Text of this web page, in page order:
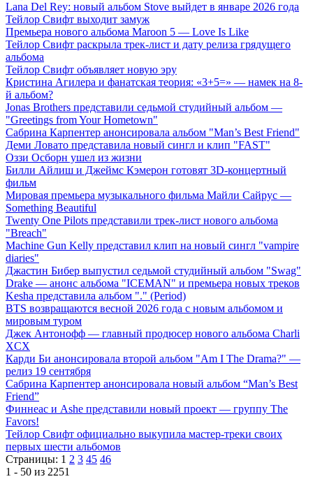
Lana Del Rey: новый альбом Stove выйдет в январе 2026 года
Тейлор Свифт выходит замуж
Премьера нового альбома Maroon 5 — Love Is Like
Тейлор Свифт раскрыла трек-лист и дату релиза грядущего
альбома
Тейлор Свифт объявляет новую эру
Кристина Агилера и фанатская теория: «3+5=» — намек на 8-
й альбом?
Jonas Brothers представили седьмой студийный альбом —
"Greetings from Your Hometown"
Сабрина Карпентер анонсировала альбом "Man’s Best Friend"
Деми Ловато представила новый сингл и клип "FAST"
Оззи Осборн ушел из жизни
Билли Айлиш и Джеймс Кэмерон готовят 3D-концертный
фильм
Мировая премьера музыкального фильма Майли Сайрус —
Something Beautiful
Twenty One Pilots представили трек-лист нового альбома
"Breach"
Machine Gun Kelly представил клип на новый сингл "vampire
diaries"
Джастин Бибер выпустил седьмой студийный альбом "Swag"
Drake — анонс альбома "ICEMAN" и премьера новых треков
Kesha представила альбом "." (Period)
BTS возвращаются весной 2026 года с новым альбомом и
мировым туром
Джек Антонофф — главный продюсер нового альбома Charli
XCX
Карди Би анонсировала второй альбом "Am I The Drama?" —
релиз 19 сентября
Сабрина Карпентер анонсировала новый альбом “Man’s Best
Friend”
Финнеас и Ashe представили новый проект — группу The
Favors!
Тейлор Свифт официально выкупила мастер-треки своих
первых шести альбомов
Страницы: 1 2 3 45 46
1 - 50 из 2251